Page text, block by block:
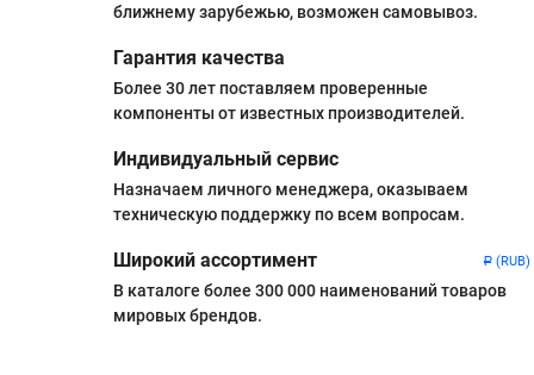
Р (RUB)
ближнему зарубежью, возможен самовывоз.
Гарантия качества
Более 30 лет поставляем проверенные
компоненты от известных производителей.
Индивидуальный сервис
Назначаем личного менеджера, оказываем
техническую поддержку по всем вопросам.
Широкий ассортимент
В каталоге более 300 000 наименований товаров
мировых брендов.